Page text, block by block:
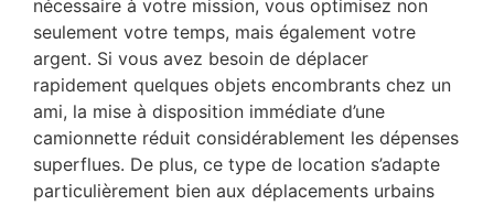
nécessaire à votre mission, vous optimisez non
seulement votre temps, mais également votre
argent. Si vous avez besoin de déplacer
rapidement quelques objets encombrants chez un
ami, la mise à disposition immédiate d’une
camionnette réduit considérablement les dépenses
superflues. De plus, ce type de location s’adapte
particulièrement bien aux déplacements urbains